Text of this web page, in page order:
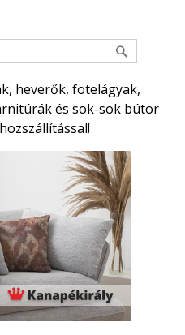
heverők, fotelágyak,
és sok-sok bútor